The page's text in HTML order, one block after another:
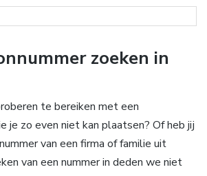
zoeken in
te bereiken met een
je zo even niet kan plaatsen? Of heb jij
van een firma of familie uit
van een nummer in deden we niet